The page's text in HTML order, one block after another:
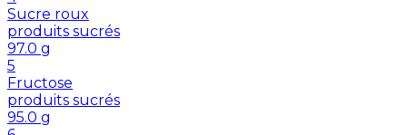
Sucre roux
produits sucrés
97.0 g
5
Fructose
produits sucrés
95.0 g